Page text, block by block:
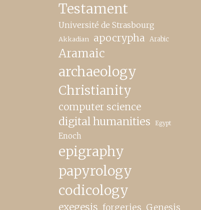
Testament
Université de Strasbourg
Akkadian apocrypha Arabic
Aramaic
archaeology
Christianity
computer science
digital humanities Egypt
Enoch
epigraphy
papyrology
codicology
exegesis forgeries Genesis